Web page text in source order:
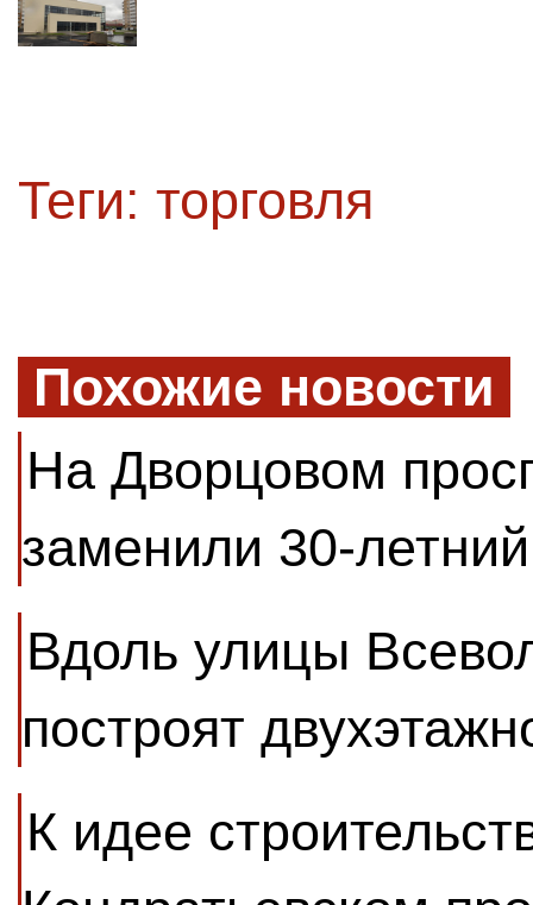
Теги: торговля
Похожие новости
На Дворцовом
заменили 30-
Вдоль улицы
построят
К идее